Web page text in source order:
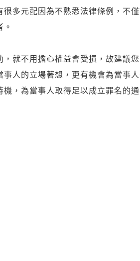
多元配因為不熟悉法律條例，不
就不用擔心權益會受損，故建議
人的立場著想，更有機會為當事人
，為當事人取得足以成立罪名的